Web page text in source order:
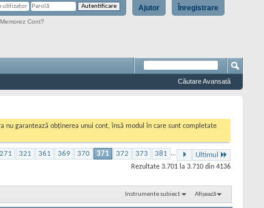
Înregistrare
Ajutor
Memorez Cont?
Căutare Avansată
nu garantează obținerea unui cont, însă modul în care sunt completate
271 321 361 369 370 371 372 373 381 ... Ultimul
Rezultate 3.701 la 3.710 din 4136
Instrumente subiect Afișează